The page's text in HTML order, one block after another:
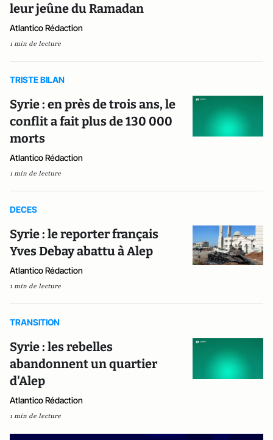
leur jeûne du Ramadan
Atlantico Rédaction
1 min de lecture
TRISTE BILAN
Syrie : en près de trois ans, le
conflit a fait plus de 130 000
morts
Atlantico Rédaction
1 min de lecture
DECES
Syrie : le reporter français
Yves Debay abattu à Alep
Atlantico Rédaction
1 min de lecture
TRANSITION
Syrie : les rebelles
abandonnent un quartier
d'Alep
Atlantico Rédaction
1 min de lecture